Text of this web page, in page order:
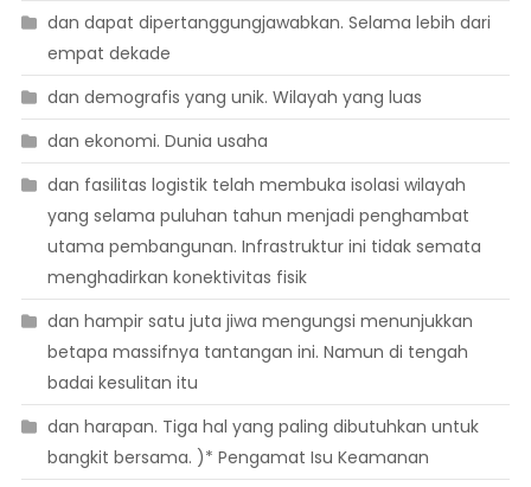
dan dapat dipertanggungjawabkan. Selama lebih dari
empat dekade
dan demografis yang unik. Wilayah yang luas
dan ekonomi. Dunia usaha
dan fasilitas logistik telah membuka isolasi wilayah
yang selama puluhan tahun menjadi penghambat
utama pembangunan. Infrastruktur ini tidak semata
menghadirkan konektivitas fisik
dan hampir satu juta jiwa mengungsi menunjukkan
betapa massifnya tantangan ini. Namun di tengah
badai kesulitan itu
dan harapan. Tiga hal yang paling dibutuhkan untuk
bangkit bersama. )* Pengamat Isu Keamanan